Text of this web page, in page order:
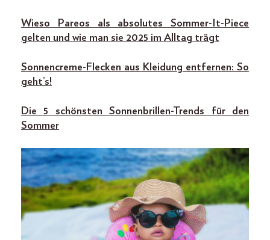
Wieso Pareos als absolutes Sommer-It-Piece
gelten und wie man sie 2025 im Alltag trägt
Sonnencreme-Flecken aus Kleidung entfernen: So
geht’s!
Die 5 schönsten Sonnenbrillen-Trends für den
Sommer